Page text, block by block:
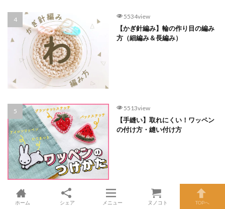
5534view
【かぎ針編み】輪の作り目の編み
方（細編み＆長編み）
5513view
【手縫い】取れにくい！ワッペン
の付け方・縫い付け方
ホーム シェア メニュー ヌノコト TOPへ